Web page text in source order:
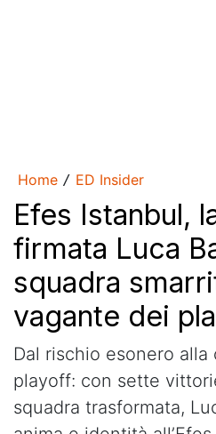
Home / ED Insider
Efes Istanbul,
firmata Luca
squadra
vagante dei
Dal rischio esonero
playoff: con sette
squadra trasformata,